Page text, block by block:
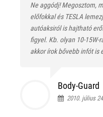
Ne aggódj! Megosztom,
előfokkal és TESLA
autóaksiról is hajtható
figyel. Kb. olyan 10-15W-
akkor írok bővebb infót is
Body-Guard
2010. július